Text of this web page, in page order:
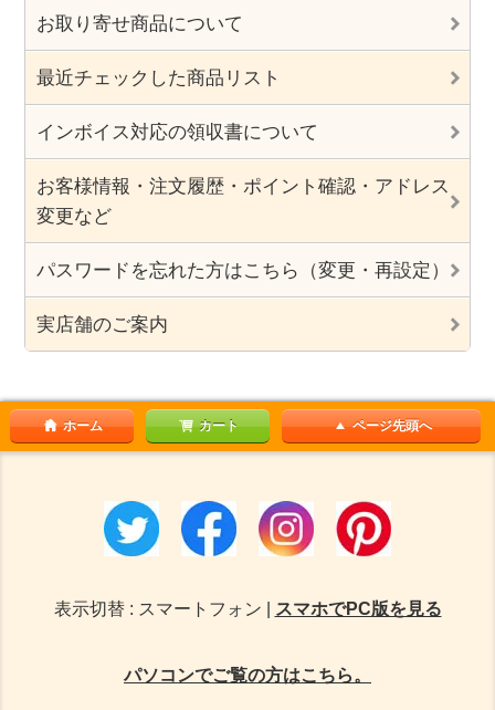
お取り寄せ商品について
最近チェックした商品リスト
インボイス対応の領収書について
お客様情報・注文履歴・ポイント確認・アドレス
変更など
パスワードを忘れた方はこちら（変更・再設定）
実店舗のご案内
ホーム カート ページ先頭へ
表示切替 : スマートフォン | スマホでPC版を見る
パソコンでご覧の方はこちら。